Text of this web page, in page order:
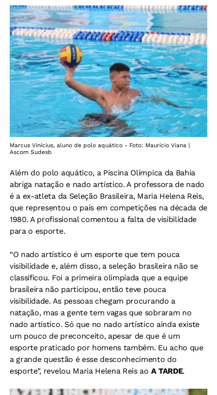
Marcus Vinícius, aluno de polo aquático - Foto: Maurício Viana |
Ascom Sudesb
Além do polo aquático, a Piscina Olímpica da Bahia
abriga natação e nado artístico. A professora de nado
é a ex-atleta da Seleção Brasileira, Maria Helena Reis,
que representou o país em competições na década de
1980. A profissional comentou a falta de visibilidade
para o esporte.
“O nado artístico é um esporte que tem pouca
visibilidade e, além disso, a seleção brasileira não se
classificou. Foi a primeira olimpíada que a equipe
brasileira não participou, então teve pouca
visibilidade. As pessoas chegam procurando a
natação, mas a gente tem vagas que sobraram no
nado artístico. Só que no nado artístico ainda existe
um pouco de preconceito, apesar de que é um
esporte praticado por homens também. Eu acho que
a grande questão é esse desconhecimento do
esporte”, revelou Maria Helena Reis ao A TARDE.